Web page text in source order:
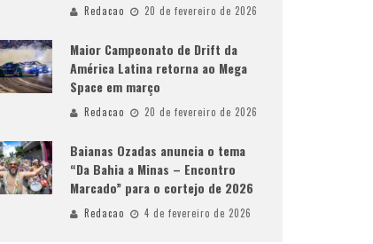
Redacao 20 de fevereiro de 2026
Maior Campeonato de Drift da
América Latina retorna ao Mega
Space em março
Redacao 20 de fevereiro de 2026
Baianas Ozadas anuncia o tema
“Da Bahia a Minas – Encontro
Marcado” para o cortejo de 2026
Redacao 4 de fevereiro de 2026